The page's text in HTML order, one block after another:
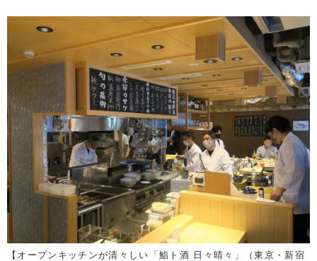
【オープンキッチンが清々しい「鮨ト酒 日々晴々」（東京・新宿